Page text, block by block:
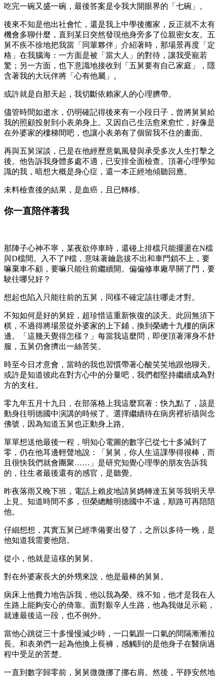
吃完一碗又盛一碗，最後答案是令我大開眼界的「七碗」。
後來不知是他出社會忙，還是我上中學後搬家，反正就不太有
機會多聊什麼，直到某日突然發現他身旁多了位親密女友。五
舅不疾不徐地把我當「同輩夥伴」介紹著時，那場景再度「定
格」在我腦海：一方面是被「當大人」的對待，讓我受寵若
驚；另一方面，也下意識地接收到「五舅要有自己家庭」，隱
含著我的大玩伴將「心有他屬」。
或許就是自那天起，我切斷依賴家人的心理臍帶。
儘管時間如逝水，仍明確記得後來有一小段日子，曾將舅舅給
我的照顧投射到小表弟身上。又因自己生活愈來愈忙，好像是
在外婆家的樓梯間吧，也讓小表弟有了個留我不住的畫面。
再與五舅深談，已是在他經歷意氣風發與承受多次人生打擊之
後。他告訴我身體多處不適，已安排全面檢查。頂著心理學知
識的我，暗想大概是身心症，還一本正經地傾聽回應。
未料檢查後的結果，是血癌，且已轉移。
你一直陪伴著我
那陣子心神不寧，某夜欲停車時，還碰上排檔只能擺盪在N檔
與D檔間。入不了P檔，意味著鑰匙拔不出和車門鎖不上，要
嘛棄車不顧，要嘛只能往前繼續開。偏偏修車廠早關了門，要
駛往哪兒好？
想起也陷入只能往前的五舅，同樣不確定該往哪走才對。
不知如何是好的舅姪，超珍惜這重新恢復的談天。此回無須下
棋，不過得將場景從外婆家的上下鋪，換到榮總十九樓的病床
邊。「這幾天覺得怎樣？」每當我這麼問，即便頂著渾身不舒
服，五舅仍會擠出一絲苦笑。
時至今日才意會，當時的我也習慣帶著心酸笑笑地跟他聊天。
或許是知道彼此在對方心中的分量吧，我們都堅持繼續成為對
方的支柱。
零九年五月十九日，在部落格上我這麼寫著：快九點了，該是
動身往明德國中演講的時候了。選擇繼續待在病房裡祈禱與念
佛號，因為知道五舅也正動身上路。
單單想送他最後一程，明知心電圖的數字已從七十多減到了
零，仍在他耳邊輕聲地說：「舅舅，你人生這課學得很棒，而
且很快我們就會團聚……」是研究知覺心理學的朋友告訴我
的，往生者最後還有的感官，是聽覺。
昨夜落雨又晚下班，電話上賴皮地請舅媽轉達五舅等我明天早
上見。知道時間不多，但榮總離明德國中不遠，順路可再陪陪
他。
仔細想想，其實五舅已經準備要出發了，之所以多待一晚，是
他知道我需要他陪。
從小，他就是這樣的舅舅。
對在外婆家長大的外甥來說，他是最棒的舅舅。
病床上他費力地告訴我，他以我為榮。殊不知，他才是我在人
生路上能夠安心的倚靠。面對艱辛人生路，他為我做足示範，
就連最後這一段，也不例外。
當他心跳從三十多慢慢減少時，一口氣跟一口氣的間隔漸漸拉
長。和表弟們一起為他換上長褲，感觸到的是他身子在醫病過
程中受足的苦楚。
一直到數字歸零前，舅舅微微挪了挪右肩。然後，平靜安然地